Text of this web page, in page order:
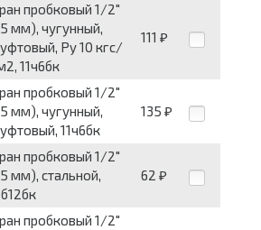
пробковый 1/2"
мм), чугунный,
Py 10 кгс/
11ч6бк
111 ₽
пробковый 1/2"
мм), чугунный,
11ч6бк
135 ₽
пробковый 1/2"
мм), стальной,
62 ₽
пробковый 1/2"